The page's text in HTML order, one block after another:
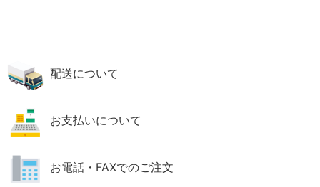
配送について
お支払いについて
お電話・FAXでのご注文